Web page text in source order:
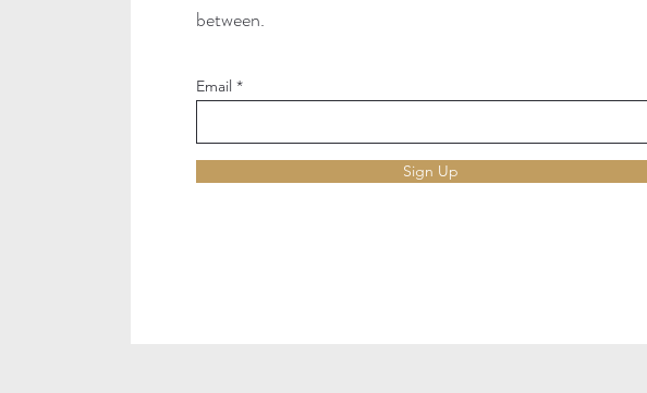
between.
Email
Sign Up